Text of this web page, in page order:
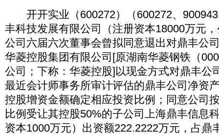
开开实业（600272）（600272、900943
丰科技发展有限公司（注册资本18000万元
公司六届六次董事会曾拟同意退出对鼎丰公
华菱控股集团有限公司[原湖南华菱钢铁（
公司；下称：华菱控股]以现金方式对鼎丰公
最近会计师事务所审计评估的鼎丰公司净资
控股增资金额确定相应投资比例；同意公司
比例受让其控股50%的子公司上海鼎丰信息
资本1000万元）出资额222.2222万元，占鼎